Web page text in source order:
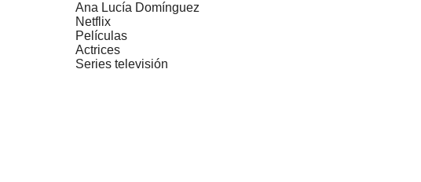
Ana Lucía Domínguez
Netflix
Películas
Actrices
Series televisión